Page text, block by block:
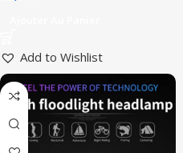
Add to Wishlist